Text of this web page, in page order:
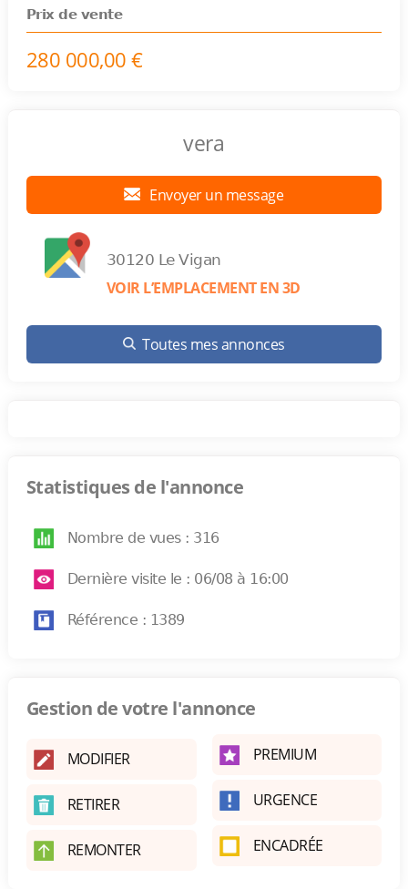
Prix de vente
280 000,00 €
vera
Envoyer un message
30120 Le Vigan
VOIR L’EMPLACEMENT EN 3D
Toutes mes annonces
Statistiques de l'annonce
Nombre de vues : 316
Dernière visite le : 06/08 à 16:00
Référence : 1389
Gestion de votre l'annonce
MODIFIER
RETIRER
REMONTER
PREMIUM
URGENCE
ENCADRÉE